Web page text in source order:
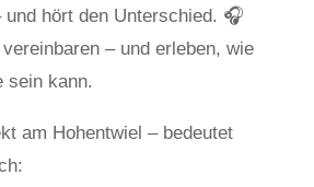
und hört den Unterschied. 🎧
– und erleben, wie
sein kann.
am Hohentwiel – bedeutet